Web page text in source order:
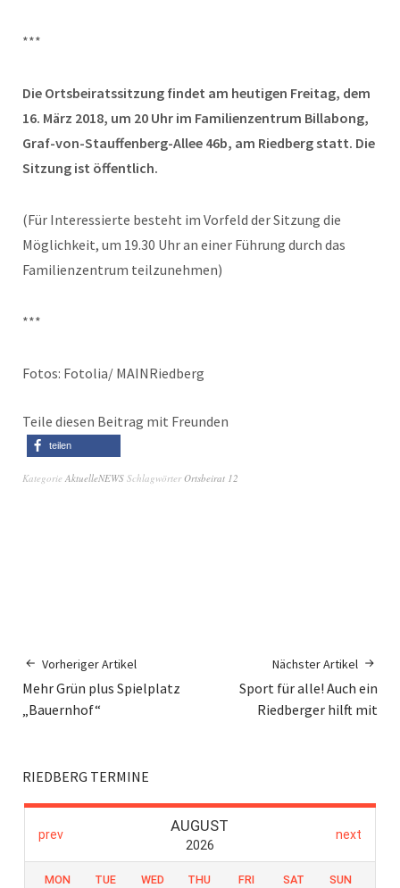
***
Die Ortsbeiratssitzung findet am heutigen Freitag, dem
16. März 2018, um 20 Uhr im Familienzentrum Billabong,
Graf-von-Stauffenberg-Allee 46b, am Riedberg statt. Die
Sitzung ist öffentlich.
(Für Interessierte besteht im Vorfeld der Sitzung die
Möglichkeit, um 19.30 Uhr an einer Führung durch das
Familienzentrum teilzunehmen)
***
Fotos: Fotolia/ MAINRiedberg
Teile diesen Beitrag mit Freunden
teilen
Kategorie AktuelleNEWS SchlagwörterOrtsbeirat 12
Vorheriger Artikel
Mehr Grün plus Spielplatz
„Bauernhof“
Nächster Artikel
Sport für alle! Auch ein
Riedberger hilft mit
RIEDBERG TERMINE